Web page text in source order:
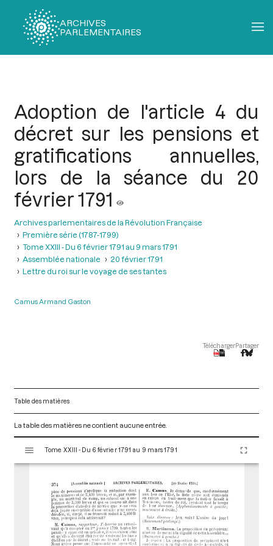
ARCHIVES
PARLEMENTAIRES
Adoption de l'article 4 du
décret sur les pensions et
gratifications annuelles,
lors de la séance du 20
février 1791
Archives parlementaires de la Révolution Française
Première série (1787-1799)
Tome XXIII - Du 6 février 1791 au 9 mars 1791
Assemblée nationale
20 février 1791
Lettre du roi sur le voyage de ses tantes
Camus Armand Gaston
TéléchargerPartager
Table des matières
La table des matières ne contient aucune entrée.
s
Tome XXIII - Du 6 février 1791 au 9 mars 1791